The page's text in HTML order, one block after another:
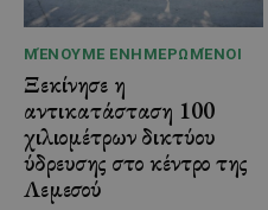
ΜΈΝΟΥΜΕ ΕΝΗΜΕΡΩΜΈΝΟΙ
Ξεκίνησε η
αντικατάσταση 100
χιλιομέτρων δικτύου
ύδρευσης στο κέντρο της
Λεμεσού